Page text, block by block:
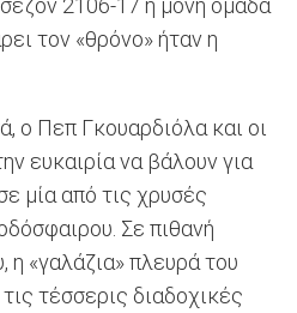
2106-17 η μόνη ομάδα
τον «θρόνο» ήταν η
ο Πεπ Γκουαρδιόλα και οι
ευκαιρία να βάλουν για
μία από τις χρυσές
Σε πιθανή
η «γαλάζια» πλευρά του
τέσσερις διαδοχικές